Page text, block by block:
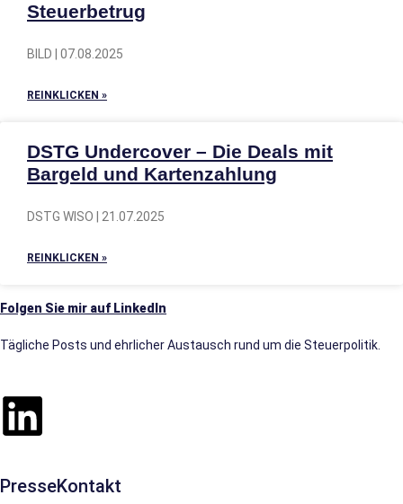
Steuerbetrug
BILD | 07.08.2025
REINKLICKEN »
DSTG Undercover – Die Deals mit
Bargeld und Kartenzahlung
DSTG WISO | 21.07.2025
REINKLICKEN »
Folgen Sie mir auf LinkedIn
Tägliche Posts und ehrlicher Austausch rund um die Steuerpolitik.
PresseKontakt